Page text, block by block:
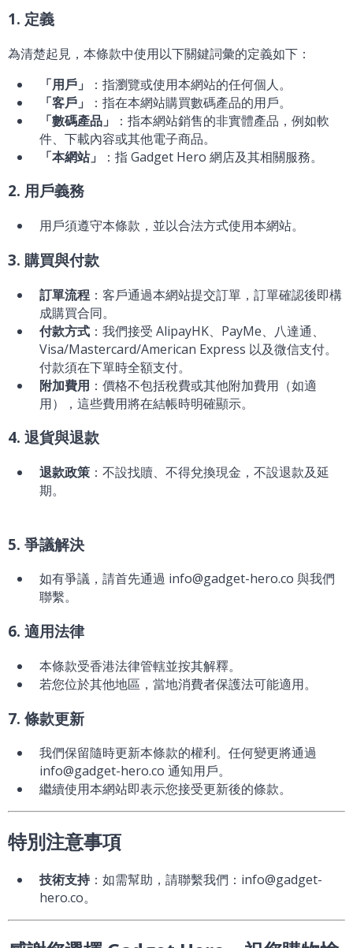
1. 定義
為清楚起見，本條款中使用以下關鍵詞彙的定義如下：
「用戶」
：指瀏覽或使用本網站的任何個人。
「客戶」
：指在本網站購買數碼產品的用戶。
「數碼產品」
：指本網站銷售的非實體產品，例如軟
件、下載內容或其他電子商品。
「本網站」
：指 Gadget Hero 網店及其相關服務。
2. 用戶義務
用戶須遵守本條款，並以合法方式使用本網站。
3. 購買與付款
訂單流程 ：客戶通過本網站提交訂單，訂單確認後即構
成購買合同。
付款方式 ：我們接受 AlipayHK、PayMe、八達通、
Visa/Mastercard/American Express 以及微信支付。
付款須在下單時全額支付。
附加費用 ：價格不包括稅費或其他附加費用（如適
用），這些費用將在結帳時明確顯示。
4. 退貨與退款
退款政策 ：不設找贖、不得兌換現金，不設退款及延
期。
5. 爭議解決
如有爭議，請首先通過 info@gadget-hero.co 與我們
聯繫。
6. 適用法律
本條款受香港法律管轄並按其解釋。
若您位於其他地區，當地消費者保護法可能適用。
7. 條款更新
我們保留隨時更新本條款的權利。任何變更將通過
info@gadget-hero.co 通知用戶。
繼續使用本網站即表示您接受更新後的條款。
特別注意事項
技術支持：如需幫助，請聯繫我們：info@gadget-
hero.co。